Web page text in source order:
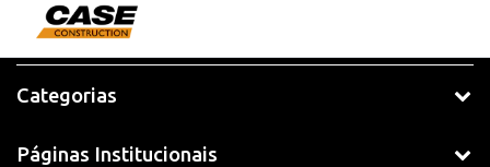
Categorias
Páginas Institucionais